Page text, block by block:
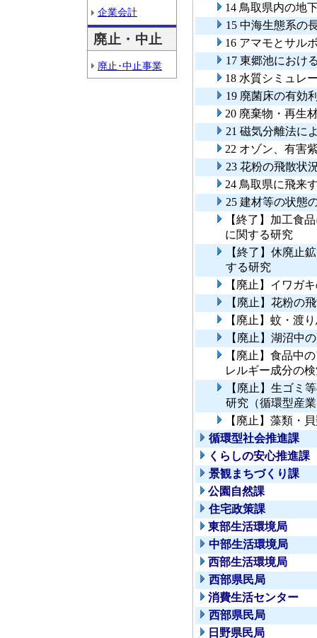
企業会計
廃止・中止
廃止･中止事業
14 鳥取県内の地
15 中海生態系の
16 アマモとサル
17 東郷池におけ
18 水質シミュレ
19 廃菌床の有効
20 廃棄物・再生
21 磁気分離法に
22 オゾン、有害
23 花粉の飛散状
24 鳥取県に飛来
25 建材等の状態
【終了】加工食
に関する研究
【終了】休廃止
する研究
【廃止】イワガ
【廃止】花粉の
【廃止】蚊・渡
【廃止】湖沼中
【廃止】食品中
レルギー成分の
【廃止】生ゴミ
研究（循環型産
【廃止】藻類・
循環型社会推進課
くらしの安心推進課
景観まちづくり課
公園自然課
住宅政策課
東部生活環境局
中部生活環境局
西部生活環境局
西部県民局
消費生活センター
西部県民局
日野県民局